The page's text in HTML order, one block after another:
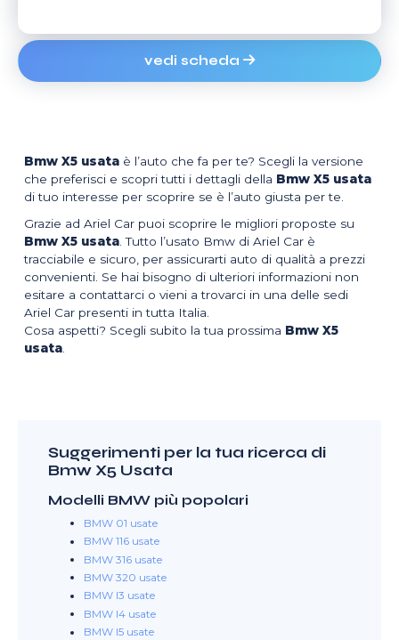
vedi scheda
Bmw X5 usata è l’auto che fa per te? Scegli la versione
che preferisci e scopri tutti i dettagli della Bmw X5 usata
di tuo interesse per scoprire se è l’auto giusta per te.
Grazie ad Ariel Car puoi scoprire le migliori proposte su
Bmw X5 usata . Tutto l’usato Bmw di Ariel Car è
tracciabile e sicuro, per assicurarti auto di qualità a prezzi
convenienti. Se hai bisogno di ulteriori informazioni non
esitare a contattarci o vieni a trovarci in una delle sedi
Ariel Car presenti in tutta Italia.
Cosa aspetti? Scegli subito la tua prossima Bmw X5
usata
Suggerimenti per la tua ricerca di
Bmw X5 Usata
Modelli BMW più popolari
BMW 01 usate
BMW 116 usate
BMW 316 usate
BMW 320 usate
BMW I3 usate
BMW I4 usate
BMW I5 usate